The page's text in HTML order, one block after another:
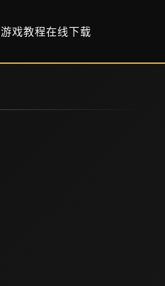
游戏教程在线下载